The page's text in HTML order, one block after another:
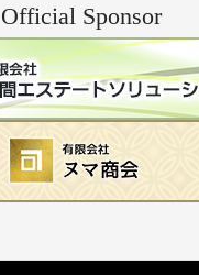
Official Sponsor